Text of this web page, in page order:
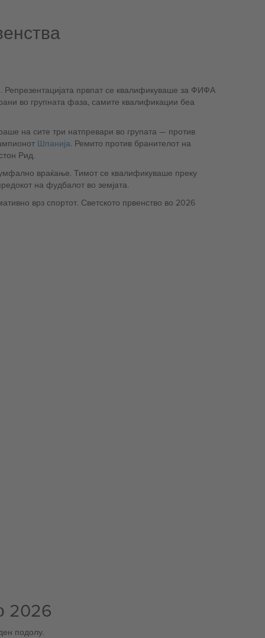
Репрезентацијата првпат се квалификуваше за ФИФА
во групната фаза, самите квалификации беа
сите три натпревари во групата — против
Шпанија. Ремито против бранителот на
Рид.
враќање. Тимот се квалификуваше преку
на фудбалот во земјата.
врз спортот. Светското првенство во 2026
2026
подолу.